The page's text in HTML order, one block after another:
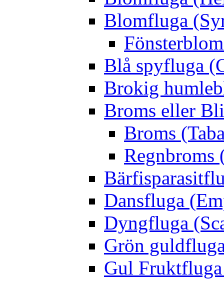
Blomfluga
Blå spyfluga
Brokig
Broms eller
Broms
Regnbroms
Dansfluga
Dyngfluga
Grön
Gul